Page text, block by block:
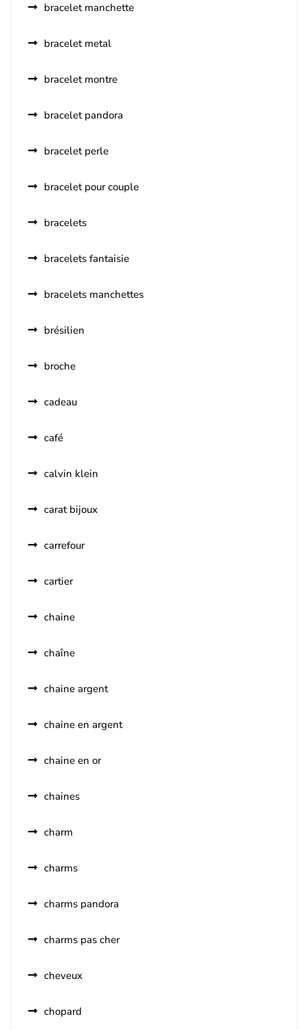
bracelet manchette
bracelet metal
bracelet montre
bracelet pandora
bracelet perle
bracelet pour couple
bracelets
bracelets fantaisie
bracelets manchettes
brésilien
broche
cadeau
café
calvin klein
carat bijoux
carrefour
cartier
chaine
chaîne
chaine argent
chaine en argent
chaine en or
chaines
charm
charms
charms pandora
charms pas cher
cheveux
chopard